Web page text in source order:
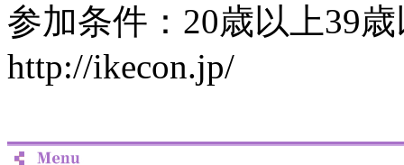
参加条件：20歳以上39
http://ikecon.jp/